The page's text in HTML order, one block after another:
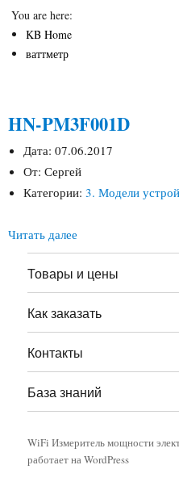
You are here:
KB Home
ваттметр
HN-PM3F001D
Дата: 07.06.2017
От: Сергей
Категории: 3. Модели
Читать далее
Товары и цены
Как заказать
Контакты
База знаний
WiFi Измеритель мощности
работает на WordPress